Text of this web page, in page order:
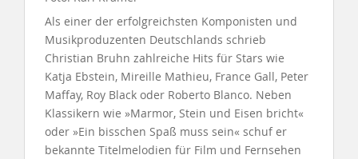
Als einer der erfolgreichsten Komponisten und
Musikproduzenten Deutschlands schrieb
Christian Bruhn zahlreiche Hits für Stars wie
Katja Ebstein, Mireille Mathieu, France Gall, Peter
Maffay, Roy Black oder Roberto Blanco. Neben
Klassikern wie »Marmor, Stein und Eisen bricht«
oder »Ein bisschen Spaß muss sein« schuf er
bekannte Titelmelodien für Film und Fernsehen